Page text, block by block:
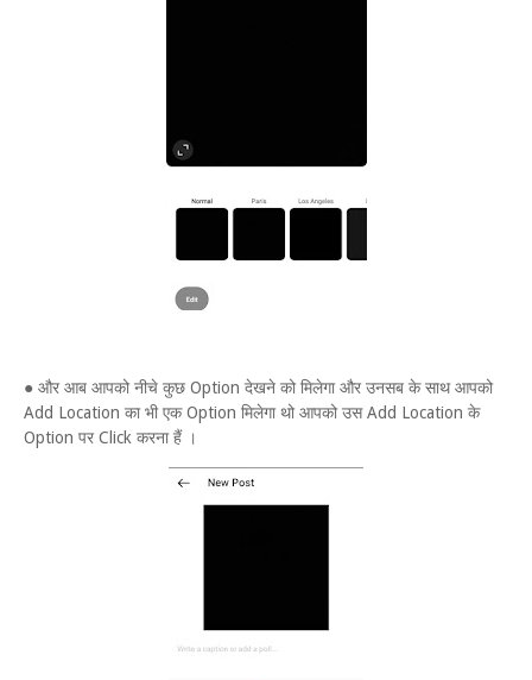
● और आब आपको नीचे कुछ Option देखने को मिलेगा और उनसब के साथ आपको
Add Location का भी एक Option मिलेगा थो आपको उस Add Location के
Option पर Click करना हैं ।